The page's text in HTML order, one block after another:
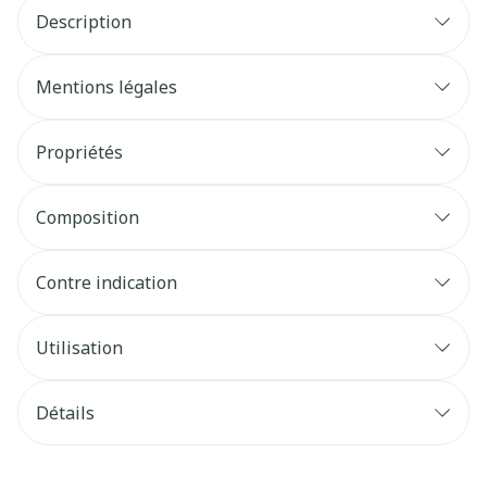
Description
Mentions légales
Propriétés
Composition
Contre indication
Utilisation
Détails